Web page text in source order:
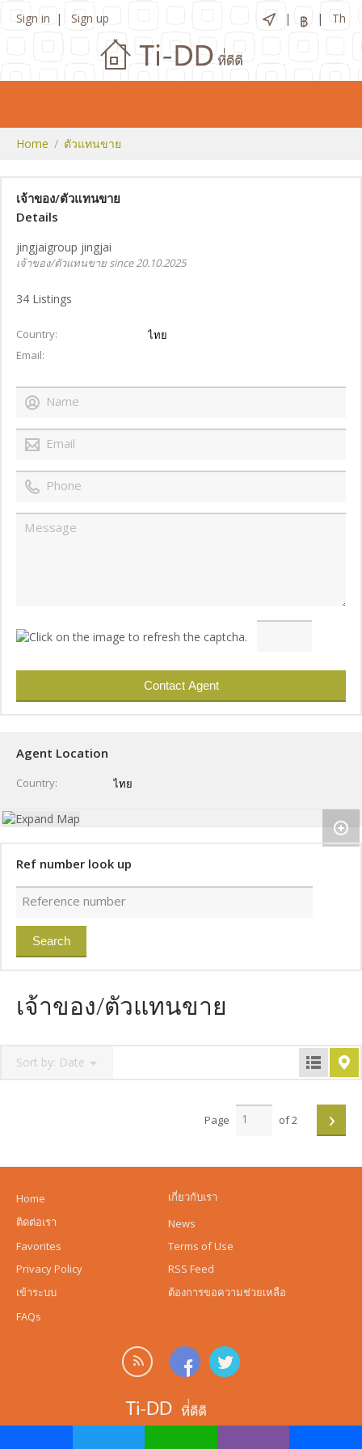
฿
Sign in Sign up Th
Home ตัวแทนขาย
เจ้าของ/ตัวแทนขาย
Details
jingjaigroup jingjai
เจ้าของ/ตัวแทนขาย since 20.10.2025
34 Listings
Country
ไทย
Email
Agent Location
Country ไทย
Ref number look up
เจ้าของ/ตัวแทนขาย
Sort by: Date
Page of 2 ›
Home
เกี่ยวกับเรา
ติดต่อเรา
News
Favorites
Terms of Use
Privacy Policy
RSS Feed
เข้าระบบ
ต้องการขอความช่วยเหลือ
FAQs